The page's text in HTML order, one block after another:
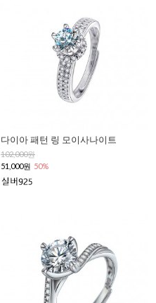
다이아 패턴 링 모이사나이트
102,000원
51,000원 50%